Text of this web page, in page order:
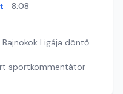
8:08
Ligája döntő
sportkommentátor